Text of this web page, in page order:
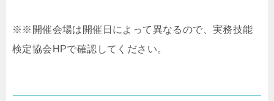
※※開催会場は開催日によって異なるので、実務技能
検定協会HPで確認してください。